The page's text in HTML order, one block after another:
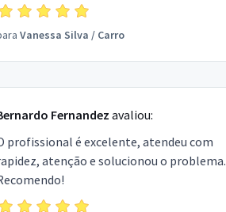
Vanessa Silva / Carro
Fernandez avaliou:
profissional é excelente, atendeu com
atenção e solucionou o problema.